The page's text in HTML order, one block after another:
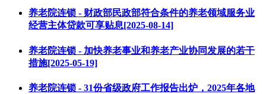
养老院连锁 - 财政部民政部符合条件的养老领域服务业
经营主体贷款可享贴息[2025-08-14]
养老院连锁 - 加快养老事业和养老产业协同发展的若干
措施[2025-05-19]
养老院连锁 - 31份省级政府工作报告出炉，2025年各地